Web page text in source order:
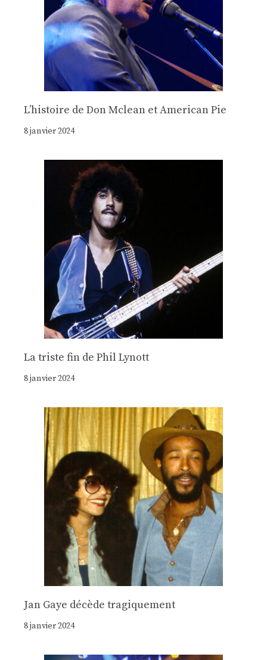
Lʼhistoire de Don Mclean et American Pie
8 janvier 2024
La triste fin de Phil Lynott
8 janvier 2024
Jan Gaye décède tragiquement
8 janvier 2024